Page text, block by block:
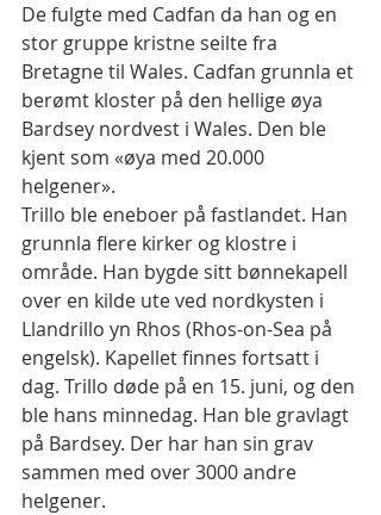
De fulgte med Cadfan da han og en
stor gruppe kristne seilte fra
Bretagne til Wales. Cadfan grunnla et
berømt kloster på den hellige øya
Bardsey nordvest i Wales. Den ble
kjent som «øya med 20.000
helgener».
Trillo ble eneboer på fastlandet. Han
grunnla flere kirker og klostre i
område. Han bygde sitt bønnekapell
over en kilde ute ved nordkysten i
Llandrillo yn Rhos (Rhos-on-Sea på
engelsk). Kapellet finnes fortsatt i
dag. Trillo døde på en 15. juni, og den
ble hans minnedag. Han ble gravlagt
på Bardsey. Der har han sin grav
sammen med over 3000 andre
helgener.